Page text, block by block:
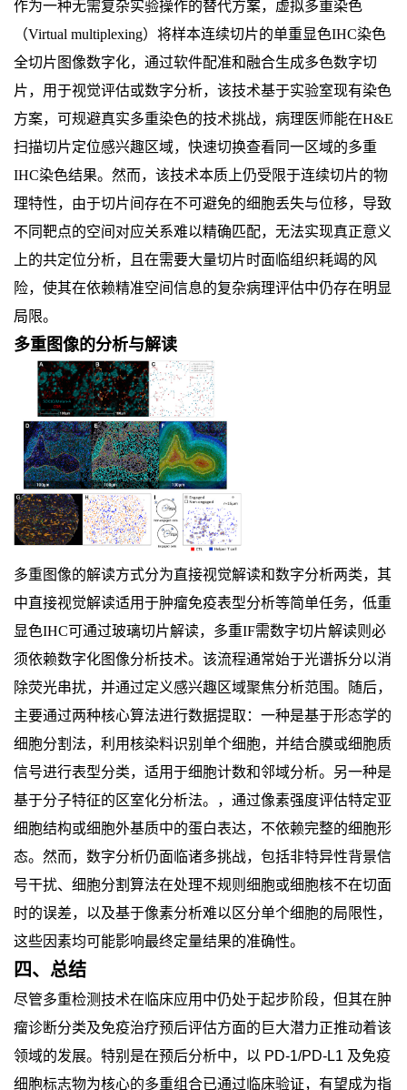
作为一种无需复杂实验操作的替代方案，虚拟多重染色
（Virtual multiplexing）将样本连续切片的单重显色IHC染色
全切片图像数字化，通过软件配准和融合生成多色数字切
片，用于视觉评估或数字分析，该技术基于实验室现有染色
方案，可规避真实多重染色的技术挑战，病理医师能在H&E
扫描切片定位感兴趣区域，快速切换查看同一区域的多重
IHC染色结果。然而，该技术本质上仍受限于连续切片的物
理特性，由于切片间存在不可避免的细胞丢失与位移，导致
不同靶点的空间对应关系难以精确匹配，无法实现真正意义
上的共定位分析，且在需要大量切片时面临组织耗竭的风
险，使其在依赖精准空间信息的复杂病理评估中仍存在明显
局限。
多重图像的分析与解读
多重图像的解读方式分为直接视觉解读和数字分析两类，其
中直接视觉解读适用于肿瘤免疫表型分析等简单任务，低重
显色IHC可通过玻璃切片解读，多重IF需数字切片解读则必
须依赖数字化图像分析技术。该流程通常始于光谱拆分以消
除荧光串扰，并通过定义感兴趣区域聚焦分析范围。随后，
主要通过两种核心算法进行数据提取：一种是基于形态学的
细胞分割法，利用核染料识别单个细胞，并结合膜或细胞质
信号进行表型分类，适用于细胞计数和邻域分析。另一种是
基于分子特征的区室化分析法。，通过像素强度评估特定亚
细胞结构或细胞外基质中的蛋白表达，不依赖完整的细胞形
态。然而，数字分析仍面临诸多挑战，包括非特异性背景信
号干扰、细胞分割算法在处理不规则细胞或细胞核不在切面
时的误差，以及基于像素分析难以区分单个细胞的局限性，
这些因素均可能影响最终定量结果的准确性。
四、 总结
尽管多重检测技术在临床应用中仍处于起步阶段，但其在肿
瘤诊断分类及免疫治疗预后评估方面的巨大潜力正推动着该
领域的发展。特别是在预后分析中，以 PD-1/PD-L1 及免疫
细胞标志物为核心的多重组合已通过临床验证，有望成为指